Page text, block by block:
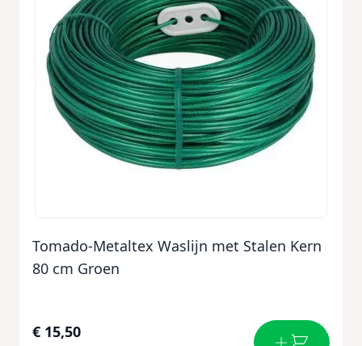
Tomado-Metaltex Waslijn met Stalen Kern
80 cm Groen
€ 15,50